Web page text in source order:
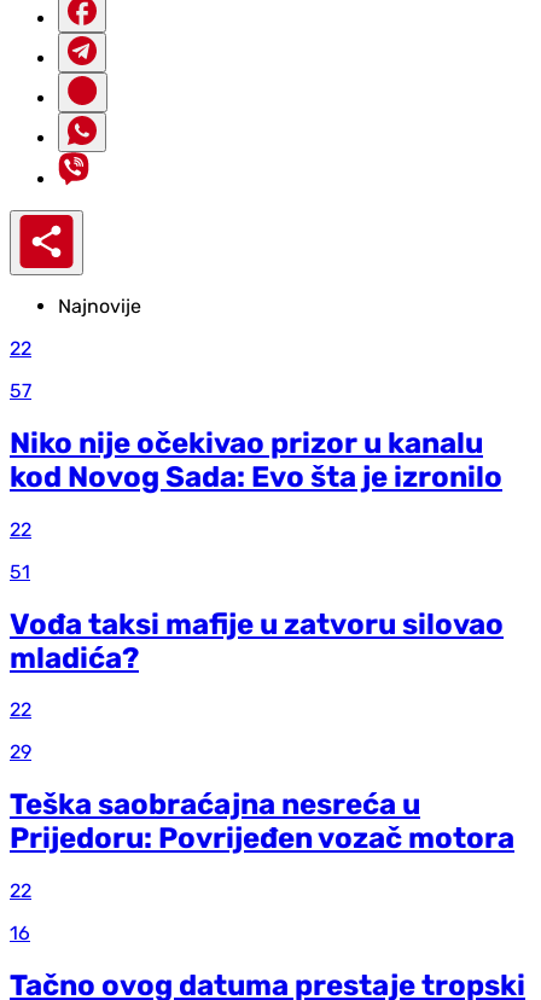
Najnovije
22
57
Niko nije očekivao prizor u kanalu
kod Novog Sada: Evo šta je izronilo
22
51
Vođa taksi mafije u zatvoru silovao
mladića?
22
29
Teška saobraćajna nesreća u
Prijedoru: Povrijeđen vozač motora
22
16
Tačno ovog datuma prestaje tropski